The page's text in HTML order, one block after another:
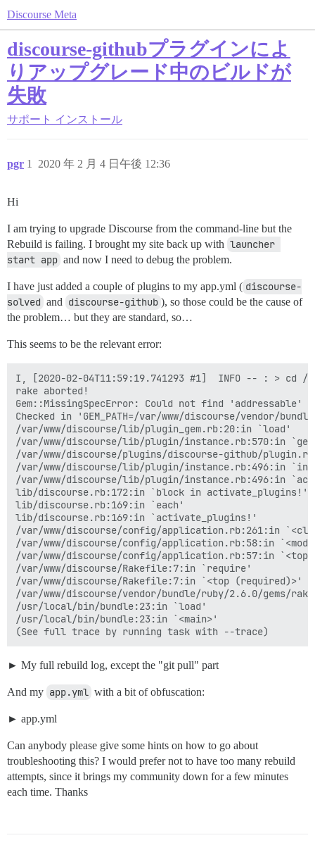
Discourse Meta
discourse-githubプラグインによ
りアップグレード中のビルドが
失敗
サポート インストール
pgr 2020 年 2 月 4 日午後 12:36
1
Hi
I am trying to upgrade Discourse from the command-line but the
Rebuild is failing. I brought my site back up with launcher
start app and now I need to debug the problem.
I have just added a couple of plugins to my app.yml ( discourse-
solved and discourse-github ), so those could be the cause of
the problem… but they are standard, so…
This seems to be the relevant error:
I, [2020-02-04T11:59:19.741293 #1]  INFO -- : > cd /
rake aborted!
Gem::MissingSpecError: Could not find 'addressable'
Checked in 'GEM_PATH=/var/www/discourse/vendor/
/var/www/discourse/lib/plugin_gem.rb:20:in `load'
/var/www/discourse/lib/plugin/instance.rb:570:in
/var/www/discourse/plugins/discourse-github/
/var/www/discourse/lib/plugin/instance.rb:496:in
/var/www/discourse/lib/plugin/instance.rb:496:in
lib/discourse.rb:172:in `block in activate_plugins!'
lib/discourse.rb:169:in `each'
lib/discourse.rb:169:in `activate_plugins!'
/var/www/discourse/config/application.rb:261:in
/var/www/discourse/config/application.rb:58:in
/var/www/discourse/config/application.rb:57:in
/var/www/discourse/Rakefile:7:in `require'
/var/www/discourse/Rakefile:7:in `<top (required)>'
/var/www/discourse/vendor/bundle/ruby/2.6.0/gems/
/usr/local/bin/bundle:23:in `load'
/usr/local/bin/bundle:23:in `<main>'
My full rebuild log, except the "git pull" part
And my app.yml with a bit of obfuscation:
app.yml
Can anybody please give some hints on how to go about
troubleshooting this? I would prefer not to have too many rebuild
attempts, since it brings my community down for a few minutes
each time. Thanks